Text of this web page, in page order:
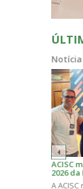
Notícia
ACISC
2026
A